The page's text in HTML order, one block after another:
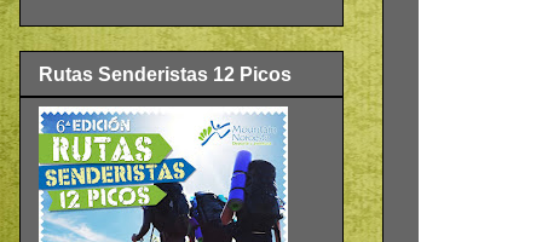
Rutas Senderistas 12 Picos